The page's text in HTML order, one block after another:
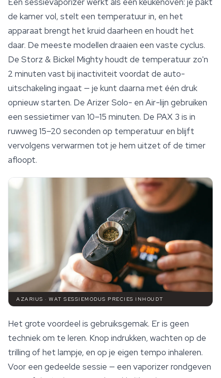
de kamer vol, stelt een temperatuur in, en het
apparaat brengt het kruid daarheen en houdt het
daar. De meeste modellen draaien een vaste cyclus.
De Storz & Bickel Mighty houdt de temperatuur zo'n
2 minuten vast bij inactiviteit voordat de auto-
uitschakeling ingaat — je kunt daarna met één druk
opnieuw starten. De Arizer Solo- en Air-lijn gebruiken
een sessietimer van 10–15 minuten. De PAX 3 is in
ruwweg 15–20 seconden op temperatuur en blijft
vervolgens verwarmen tot je hem uitzet of de timer
afloopt.
AZARIUS · WAT SESSIEMODUS PRECIES INHOUDT
Het grote voordeel is gebruiksgemak. Er is geen
techniek om te leren. Knop indrukken, wachten op de
trilling of het lampje, en op je eigen tempo inhaleren.
Voor een gedeelde sessie — een vaporizer rondgeven